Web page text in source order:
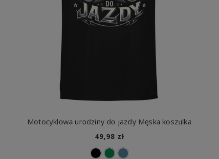
Motocyklowa urodziny do jazdy Męska koszulka
49,98 zł